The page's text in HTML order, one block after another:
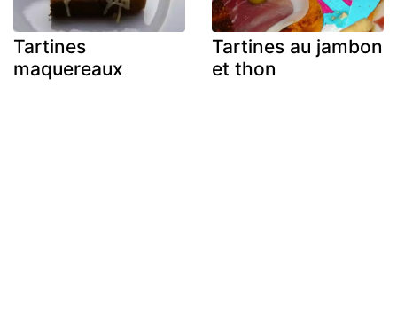
Tartines
maquereaux
Tartines au jambon
et thon